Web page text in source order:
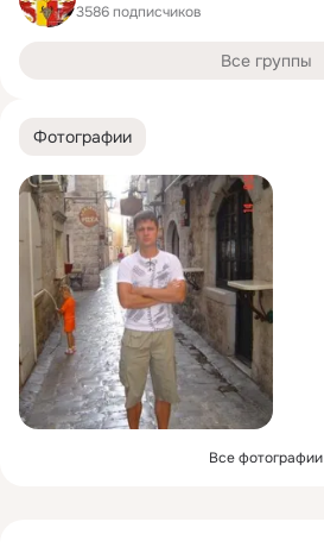
Фотографии
Все фотографии
3586 подписчиков
Все группы